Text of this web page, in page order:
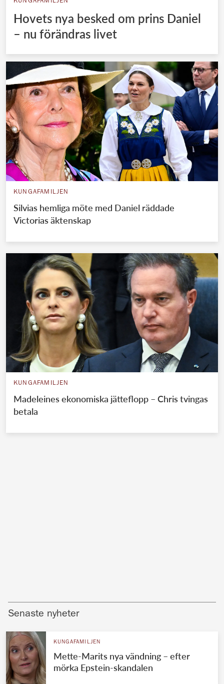
Hovets nya besked om prins Daniel
– nu förändras livet
KUNGAFAMILJEN
Silvias hemliga möte med Daniel räddade
Victorias äktenskap
KUNGAFAMILJEN
Madeleines ekonomiska jätteflopp – Chris tvingas
betala
Senaste nyheter
KUNGAFAMILJEN
Mette-Marits nya vändning – efter
mörka Epstein-skandalen